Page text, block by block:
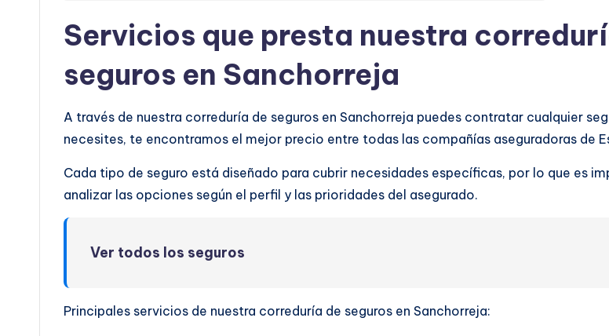
Servicios que presta nuestra
seguros en Sanchorreja
A través de nuestra correduría de seguros en Sanchorreja puedes contratar cualquier
necesites, te encontramos el mejor precio entre todas las compañías aseguradoras de
Cada tipo de seguro está diseñado para cubrir necesidades específicas, por lo que es
analizar las opciones según el perfil y las prioridades del asegurado.
Ver todos los seguros
Principales servicios de nuestra correduría de seguros en Sanchorreja: